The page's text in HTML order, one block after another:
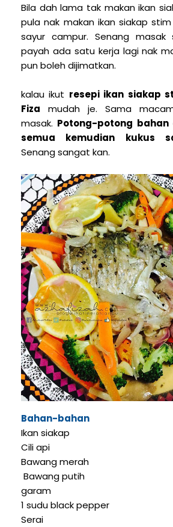
Bila dah lama tak makan ikan
pula nak makan ikan siakap
sayur campur. Senang masak
payah ada satu kerja lagi nak
pun boleh dijimatkan.
kalau ikut resepi ikan siakap
Fiza mudah je. Sama
masak. Potong-potong
semua kemudian kukus
Senang sangat kan.
Bahan-bahan
Ikan siakap
Cili api
Bawang merah
Bawang putih
garam
1 sudu black pepper
Serai